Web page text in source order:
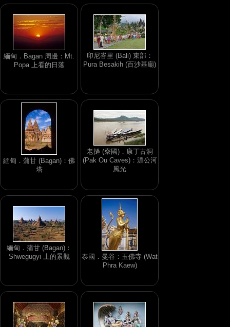
緬甸．Bagan 周邊：Mt.
Popa 上看的日落
印尼峇里 (Bali) 東部：
Pura Besakih (百沙基廟)
緬甸．蒲甘 (Bagan)：佛
塔
老撾 (寮國)．康丁古洞
(Pak Ou Caves)：湄公河
風光
緬甸．蒲甘 (Bagan)：
Shwegugyi 上的景觀
泰國．曼谷：玉佛寺 (Wat
Phra Kaew)